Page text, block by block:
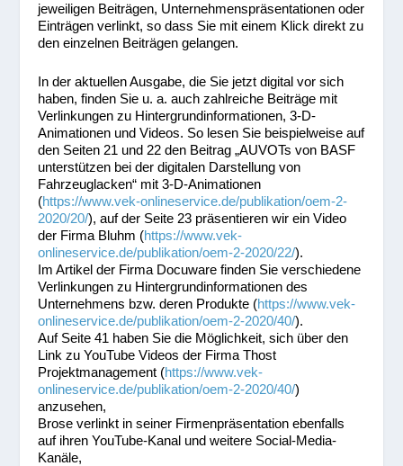
jeweiligen Beiträgen, Unternehmenspräsentationen oder
Einträgen verlinkt, so dass Sie mit einem Klick direkt zu
den einzelnen Beiträgen gelangen.
In der aktuellen Ausgabe, die Sie jetzt digital vor sich
haben, finden Sie u. a. auch zahlreiche Beiträge mit
Verlinkungen zu Hintergrundinformationen, 3-D-
Animationen und Videos. So lesen Sie beispielweise auf
den Seiten 21 und 22 den Beitrag „AUVOTs von BASF
unterstützen bei der digitalen Darstellung von
Fahrzeuglacken“ mit 3-D-Animationen
(https://www.vek-onlineservice.de/publikation/oem-2-
2020/20/), auf der Seite 23 präsentieren wir ein Video
der Firma Bluhm (https://www.vek-
onlineservice.de/publikation/oem-2-2020/22/).
Im Artikel der Firma Docuware finden Sie verschiedene
Verlinkungen zu Hintergrundinformationen des
Unternehmens bzw. deren Produkte (https://www.vek-
onlineservice.de/publikation/oem-2-2020/40/).
Auf Seite 41 haben Sie die Möglichkeit, sich über den
Link zu YouTube Videos der Firma Thost
Projektmanagement (https://www.vek-
onlineservice.de/publikation/oem-2-2020/40/)
anzusehen,
Brose verlinkt in seiner Firmenpräsentation ebenfalls
auf ihren YouTube-Kanal und weitere Social-Media-
Kanäle,